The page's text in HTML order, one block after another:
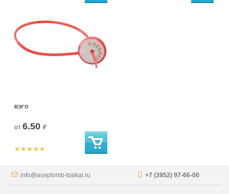
ВЭГО
от 6.50 ₽
info@aceplomb-baikal.ru +7 (3952) 97-66-00